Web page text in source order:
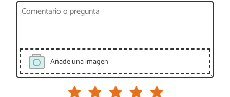
Añade una imagen